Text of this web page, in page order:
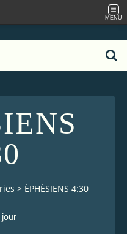
MENU
> ÉPHÉSIENS 4:30
jour